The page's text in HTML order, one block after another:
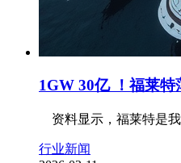
1GW 30亿 ！福莱
资料显示，福莱特是我
行业新闻